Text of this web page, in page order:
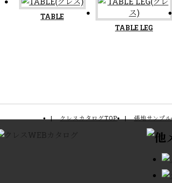
TABLE
TABLE LEG
クレスカタログTOP 張地サンプル